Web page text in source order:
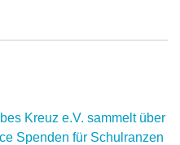
Kreuz e.V. sammelt über
Spenden für Schulranzen